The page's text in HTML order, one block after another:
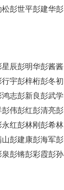
松彭世平彭建华彭
星辰彭明华彭酱酱
行宇彭梓桁彭冬初
鸿志彭新良彭武学
彭伟彭红彭清亮彭
永红彭林刚 彭希林
山彭建康彭海军彭
泉彭锵彭彩霞彭孙